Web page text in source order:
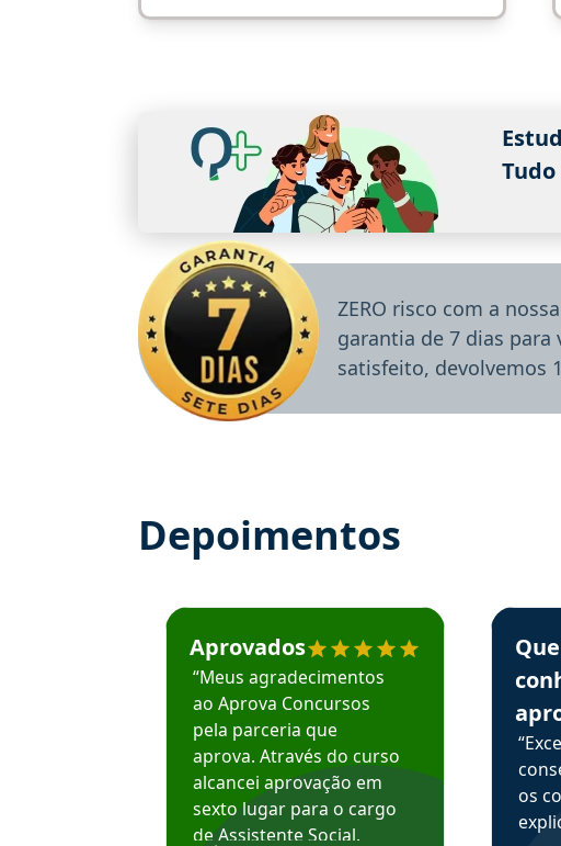
ZERO risco com a
garantia de 7 dias para
satisfeito, devolvemos
Depoimentos
Estudante José recomenda o Aprova Concursos em
Aprovados
“Meus agradecimentos
ao Aprova Concursos
pela parceria que
aprova. Através do curso
alcancei aprovação em
sexto lugar para o cargo
de Assistente Social.
os